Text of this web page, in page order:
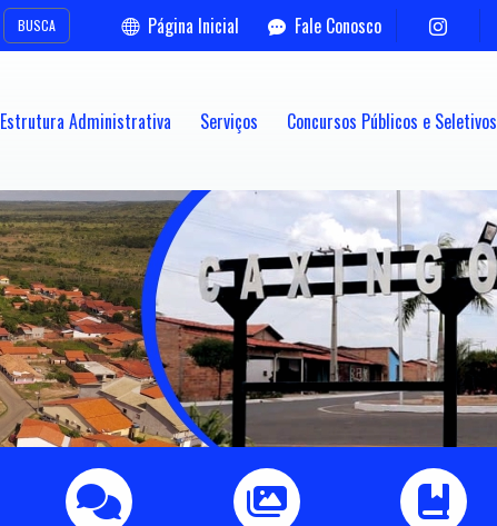
BUSCA Página Inicial Fale Conosco
Estrutura Administrativa Serviços Concursos Públicos e Seletivos